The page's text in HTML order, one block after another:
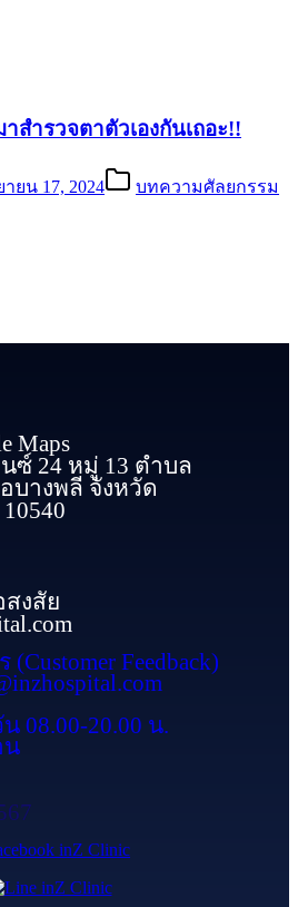
สำรวจตาตัวเองกันเถอะ!!
ยน 17, 2024
บทความศัลยกรรม
Maps
ซ์ 24 หมู่ 13 ตำบล
บางพลี จังหวัด
งสัย
Feedback)
08.00-20.00 น.
น